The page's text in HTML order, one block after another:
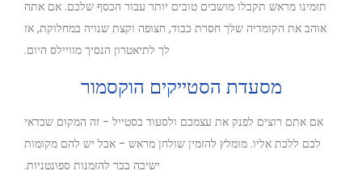
תזמינו מראש תקבלו מושבים טובים יותר עבור הכסף שלכם. אם אתה
אוהב את הקומדיה שלך חסרת כבוד, חצופה וקצת שנויה במחלוקת, אז
לך לתיאטרון הנסיך מוויילס היום.
מסעדת הסטייקים הוקסמור
אם אתם רוצים לפנק את עצמכם ולסעוד בסטייל - זה המקום שכדאי
לכם ללכת אליו. מומלץ להזמין שולחן מראש - אבל יש להם מקומות
ישיבה בבר להזמנות ספונטניות.